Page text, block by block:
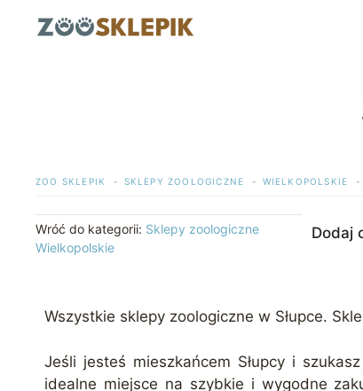
ZOO SKLEPIK SKLEPY ZOOLOGICZNE WIELKOPOLSKIE
Wróć do kategorii: Sklepy zoologiczne
Wielkopolskie
Dodaj
Wszystkie sklepy zoologiczne w Słupce.
Jeśli jesteś mieszkańcem Słupcy i
idealne miejsce na szybkie i wygodne